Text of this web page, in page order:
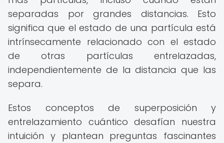
separadas por grandes distancias. Esto
significa que el estado de una partícula está
intrínsecamente relacionado con el estado
de otras partículas entrelazadas,
independientemente de la distancia que las
separa.
Estos conceptos de superposición y
entrelazamiento cuántico desafían nuestra
intuición y plantean preguntas fascinantes